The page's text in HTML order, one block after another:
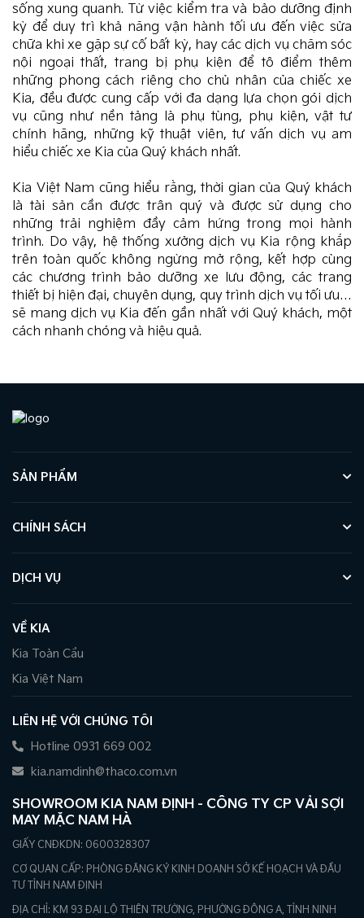
sống xung quanh. Từ việc kiểm tra và bảo dưỡng định
kỳ để duy trì khả năng vận hành tối ưu đến việc sửa
chữa khi xe gặp sự cố bất kỳ, hay các dịch vụ chăm sóc
nội ngoại thất, trang bị phụ kiện để tô điểm thêm
những phong cách riêng cho chủ nhân của chiếc xe
Kia, đều được cung cấp với đa dạng lựa chọn gói dịch
vụ cũng như nền tảng là phụ tùng, phụ kiện, vật tư
chính hãng, những kỹ thuật viên, tư vấn dịch vụ am
hiểu chiếc xe Kia của Quý khách nhất.
Kia Việt Nam cũng hiểu rằng, thời gian của Quý khách
là tài sản cần được trân quý và được sử dụng cho
những trải nghiệm đầy cảm hứng trong mọi hành
trình. Do vậy, hệ thống xưởng dịch vụ Kia rộng khắp
trên toàn quốc không ngừng mở rộng, kết hợp cùng
các chương trình bảo dưỡng xe lưu động, các trang
thiết bị hiện đại, chuyên dụng, quy trình dịch vụ tối ưu…
sẽ mang dịch vụ Kia đến gần nhất với Quý khách, một
cách nhanh chóng và hiệu quả.
SẢN PHẨM
CHÍNH SÁCH
DỊCH VỤ
VỀ KIA
Kia Toàn Cầu
Kia Việt Nam
LIÊN HỆ VỚI CHÚNG TÔI
Hotline 0931 669 002
kia.namdinh@thaco.com.vn
SHOWROOM KIA NAM ĐỊNH - CÔNG TY CP VẢI SỢI
MAY MẶC NAM HÀ
GIẤY CNĐKDN: 0600328307
CƠ QUAN CẤP: PHÒNG ĐĂNG KÝ KINH DOANH SỞ KẾ HOẠCH VÀ ĐẦU
TƯ TỈNH NAM ĐỊNH
ĐỊA CHỈ: KM 93 ĐẠI LỘ THIÊN TRƯỜNG, PHƯỜNG ĐÔNG A, TỈNH NINH